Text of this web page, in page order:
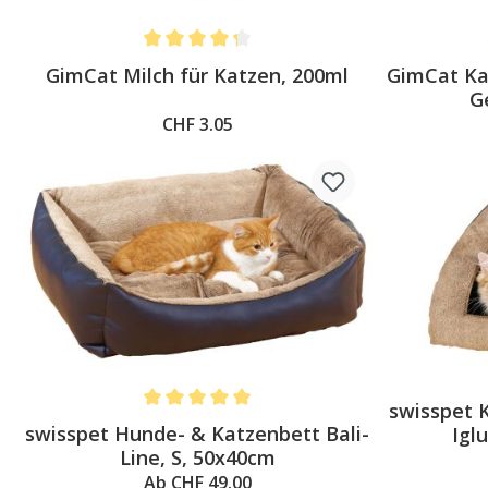
GimCat Milch für Katzen, 200ml
CHF 3.05
GimCat
Average rating of 5 out of 5 stars
swisspet Hunde- & Katzenbett Bali-
Line, S, 50x40cm
Ab CHF 49.00
swisspet